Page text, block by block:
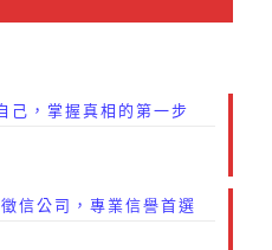
己，掌握真相的第一步
信公司，專業信譽首選